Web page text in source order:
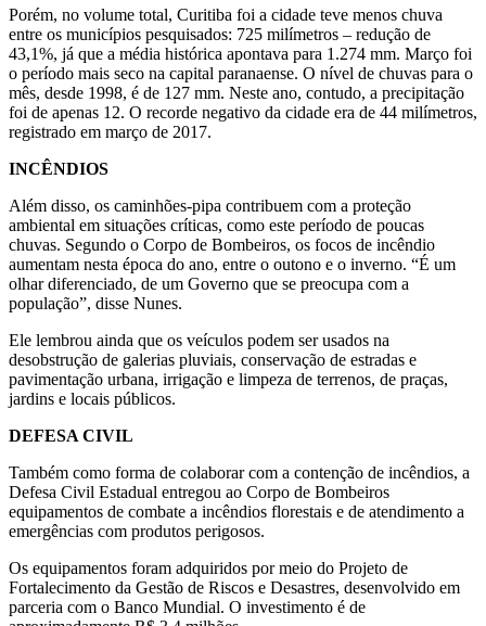
Porém, no volume total, Curitiba foi a cidade teve menos chuva
entre os municípios pesquisados: 725 milímetros – redução de
43,1%, já que a média histórica apontava para 1.274 mm. Março foi
o período mais seco na capital paranaense. O nível de chuvas para o
mês, desde 1998, é de 127 mm. Neste ano, contudo, a precipitação
foi de apenas 12. O recorde negativo da cidade era de 44 milímetros,
registrado em março de 2017.
INCÊNDIOS
Além disso, os caminhões-pipa contribuem com a proteção
ambiental em situações críticas, como este período de poucas
chuvas. Segundo o Corpo de Bombeiros, os focos de incêndio
aumentam nesta época do ano, entre o outono e o inverno. “É um
olhar diferenciado, de um Governo que se preocupa com a
população”, disse Nunes.
Ele lembrou ainda que os veículos podem ser usados na
desobstrução de galerias pluviais, conservação de estradas e
pavimentação urbana, irrigação e limpeza de terrenos, de praças,
jardins e locais públicos.
DEFESA CIVIL
Também como forma de colaborar com a contenção de incêndios, a
Defesa Civil Estadual entregou ao Corpo de Bombeiros
equipamentos de combate a incêndios florestais e de atendimento a
emergências com produtos perigosos.
Os equipamentos foram adquiridos por meio do Projeto de
Fortalecimento da Gestão de Riscos e Desastres, desenvolvido em
parceria com o Banco Mundial. O investimento é de